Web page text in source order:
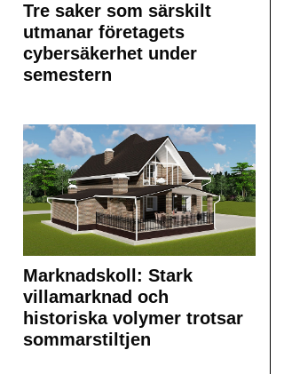
Tre saker som särskilt
utmanar företagets
cybersäkerhet under
semestern
Marknadskoll: Stark
villamarknad och
historiska volymer trotsar
sommarstiltjen